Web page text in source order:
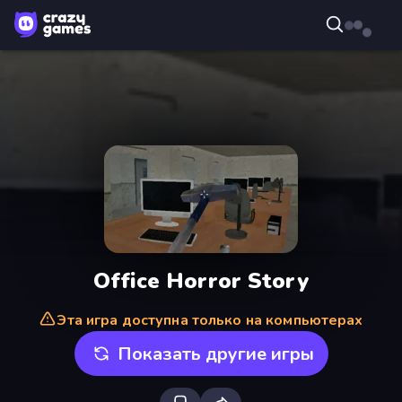
Office Horror Story
Эта игра доступна только на компьютерах
Показать другие игры